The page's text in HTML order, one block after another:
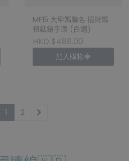
MF15 大甲媽聯名 招財媽
祖鈦鍺手環 (白鋼)
HKD $488.00
加入購物車
1 2